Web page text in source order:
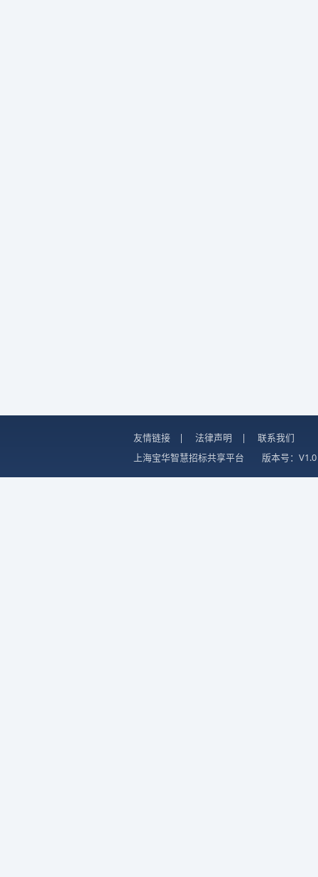
友情链接 | 法律声明 |
联系我们
上海宝华智慧招标共享平台
版本号：V1.0